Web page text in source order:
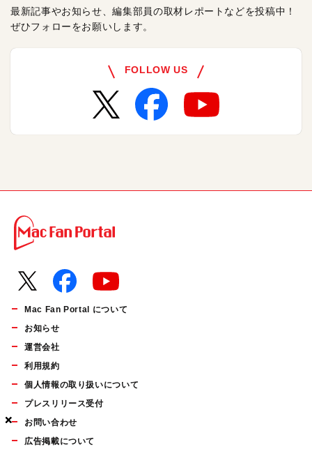
×
×
×
最新記事やお知らせ、編集部員の取材レポートなどを投稿中！
ぜひフォローをお願いします。
FOLLOW US
Mac Fan Portal について
お知らせ
運営会社
利用規約
個人情報の取り扱いについて
プレスリリース受付
お問い合わせ
広告掲載について